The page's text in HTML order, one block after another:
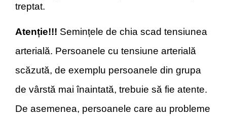
treptat.
Atenție!!! Semințele de chia scad tensiunea
arterială. Persoanele cu tensiune arterială
scăzută, de exemplu persoanele din grupa
de vârstă mai înaintată, trebuie să fie atente.
De asemenea, persoanele care au probleme